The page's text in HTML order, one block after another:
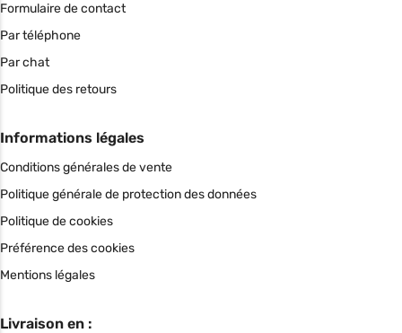
Formulaire de contact
Par téléphone
Par chat
Politique des retours
Informations légales
Conditions générales de vente
Politique générale de protection des données
Politique de cookies
Préférence des cookies
Mentions légales
Livraison en :